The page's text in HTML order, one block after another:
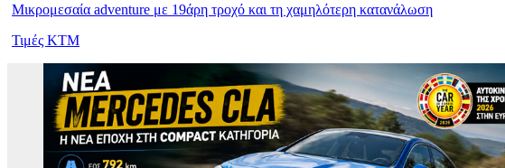
Μικρομεσαία adventure με 19άρη τροχό και τη χαμηλότερη κατανάλωση
Τιμές KTM